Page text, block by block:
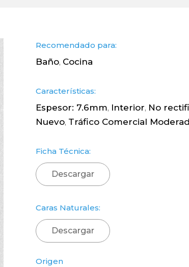
Recomendado para:
Baño, Cocina
Características:
Espesor: 7.6mm, Interior, No
Nuevo, Tráfico Comercial
Ficha Técnica:
Descargar
Caras Naturales:
Descargar
Origen